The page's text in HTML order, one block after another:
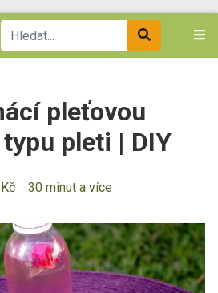
pleťovou
pleti | DIY
30 minut a více